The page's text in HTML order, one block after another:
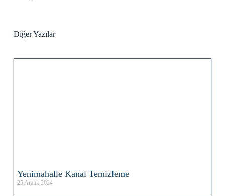
Diğer Yazılar
Yenimahalle Kanal Temizleme
25 Aralık 2024